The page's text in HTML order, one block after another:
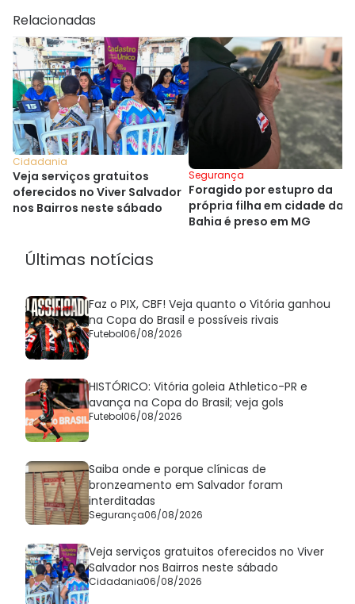
Relacionadas
Cidadania
Veja serviços gratuitos
oferecidos no Viver Salvador
nos Bairros neste sábado
Segurança
Foragido por estupro da
própria filha em cidade da
Bahia é preso em MG
Últimas notícias
Faz o PIX, CBF! Veja quanto o Vitória ganhou
na Copa do Brasil e possíveis rivais
Futebol06/08/2026
HISTÓRICO: Vitória goleia Athletico-PR e
avança na Copa do Brasil; veja gols
Futebol06/08/2026
Saiba onde e porque clínicas de
bronzeamento em Salvador foram
interditadas
Segurança06/08/2026
Veja serviços gratuitos oferecidos no Viver
Salvador nos Bairros neste sábado
Cidadania06/08/2026